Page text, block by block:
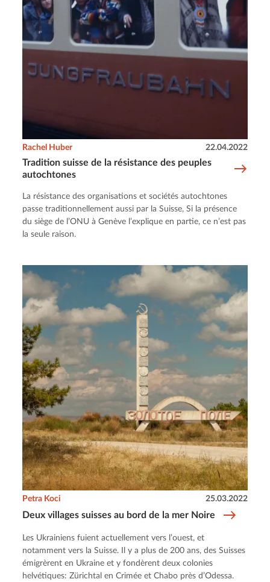
Tradition suisse de la résistance des peuples
autochtones
Rachel Huber 22.04.2022
La résistance des organisations et sociétés autochtones
passe traditionnellement aussi par la Suisse, Si la présence
du siège de l’ONU à Genève l’explique en partie, ce n’est pas
la seule raison.
Deux villages suisses au bord de la mer Noire
Petra Koci 25.03.2022
Les Ukrainiens fuient actuellement vers l’ouest, et
notamment vers la Suisse. Il y a plus de 200 ans, des Suisses
émigrèrent en Ukraine et y fondèrent deux colonies
helvétiques: Zürichtal en Crimée et Chabo près d’Odessa.